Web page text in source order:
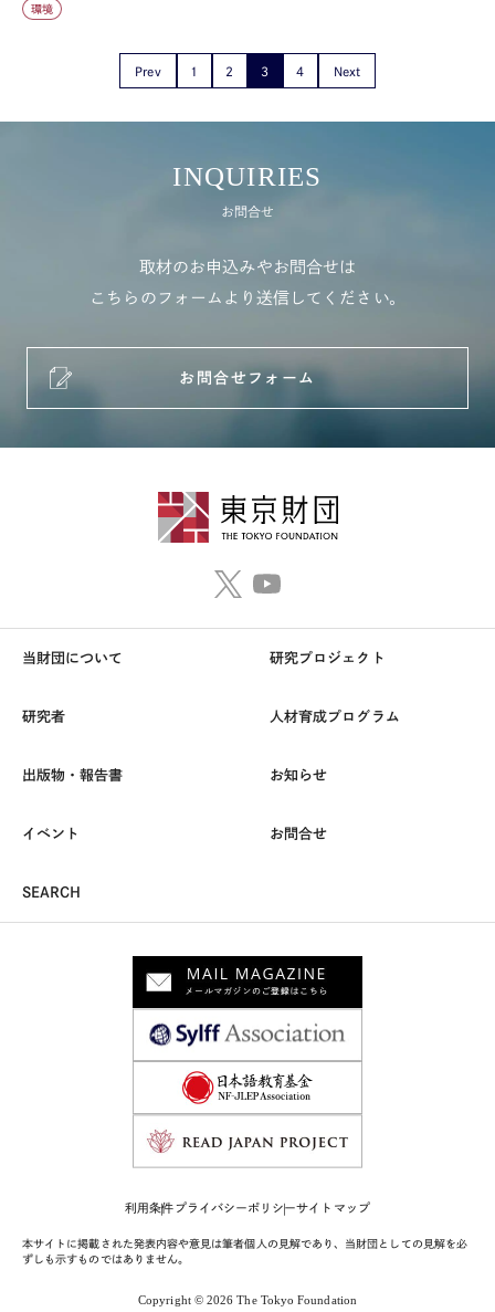
環境
Prev 1 2 3 4 Next
INQUIRIES
お問合せ
取材のお申込みやお問合せは
こちらのフォームより送信してください。
お問合せフォーム
当財団について 研究プロジェクト
研究者 人材育成プログラム
出版物・報告書 お知らせ
イベント お問合せ
SEARCH
利用条件プライバシーポリシーサイトマップ
本サイトに掲載された発表内容や意見は筆者個人の見解であり、当財団としての見解を必
ずしも示すものではありません。
Copyright © 2026 The Tokyo Foundation